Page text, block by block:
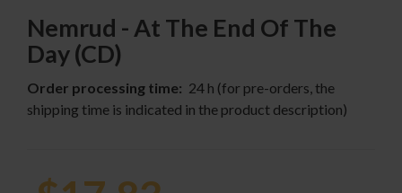
Nemrud - At The End Of The
Day (CD)
Order processing time: 24 h (for pre-orders, the
shipping time is indicated in the product description)